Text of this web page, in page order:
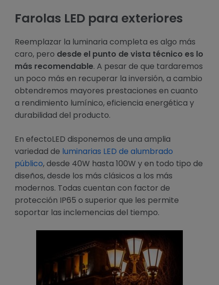
Farolas LED para exteriores
Reemplazar la luminaria completa es algo más
caro, pero desde el punto de vista técnico es lo
más recomendable. A pesar de que tardaremos
un poco más en recuperar la inversión, a cambio
obtendremos mayores prestaciones en cuanto
a rendimiento lumínico, eficiencia energética y
durabilidad del producto.
En efectoLED disponemos de una amplia
variedad de luminarias LED de alumbrado
público, desde 40W hasta 100W y en todo tipo de
diseños, desde los más clásicos a los más
modernos. Todas cuentan con factor de
protección IP65 o superior que les permite
soportar las inclemencias del tiempo.